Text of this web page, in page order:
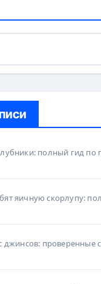
полный гид по
яичную скорлупу:
джинсов: проверенные